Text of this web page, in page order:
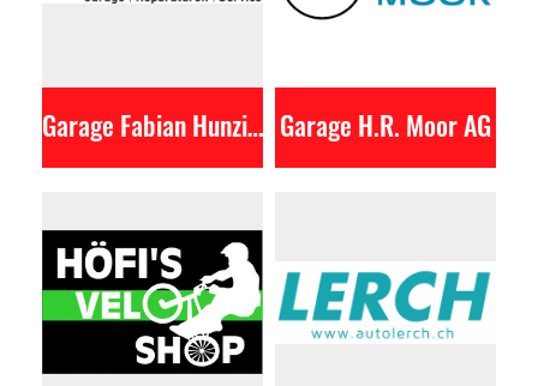
Garage Fabian Hunziker GmbH Garage H.R. Moor AG